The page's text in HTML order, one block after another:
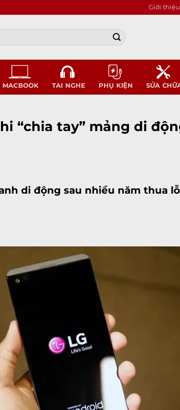
Giới thiệu
MACBOOK TAI NGHE PHỤ KIỆN SỬA
“chia tay” mảng di
di động sau nhiều năm thua